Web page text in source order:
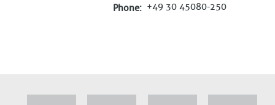
Phone +49 30 45080-250